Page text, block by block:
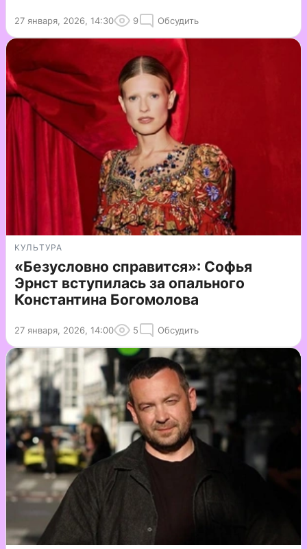
27 января, 2026, 14:30 9 Обсудить
КУЛЬТУРА
«Безусловно справится»: Софья
Эрнст вступилась за опального
Константина Богомолова
27 января, 2026, 14:00 5 Обсудить